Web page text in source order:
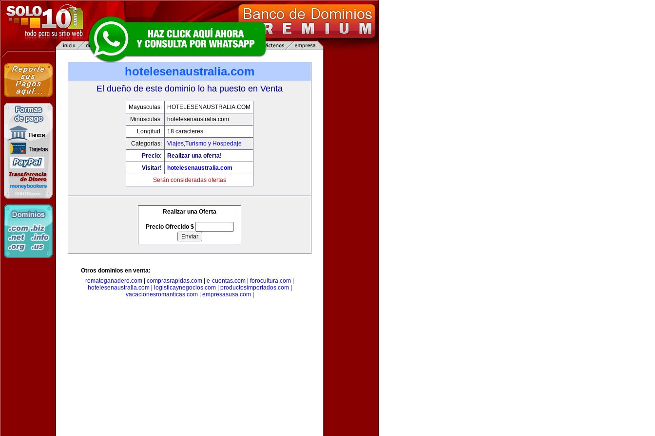
hotelesenaustralia.com
El dueño de este dominio lo ha puesto en Venta
Mayusculas:
HOTELESENAUSTRALIA.COM
Minusculas:
hotelesenaustralia.com
Longitud:
18 caracteres
Categorias:
Viajes,Turismo y Hospedaje
Precio:
Realizar una oferta!
Visitar!
hotelesenaustralia.com
Serán consideradas ofertas
Realizar una Oferta
Precio Ofrecido $
Otros dominios en venta:
remateganadero.com
comprasrapidas.com e-cuentas.com forocultura.com
hotelesenaustralia.com| logisticaynegocios.com| productosimportados.com|
vacacionesromanticas.com| empresasusa.com|